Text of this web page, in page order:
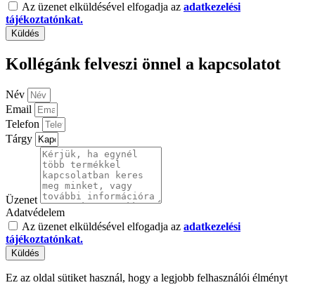
Az üzenet elküldésével elfogadja az adatkezelési
tájékoztatónkat.
Küldés
Kollégánk felveszi önnel a kapcsolatot
Név
Email
Telefon
Tárgy
Üzenet
Adatvédelem
Az üzenet elküldésével elfogadja az adatkezelési
tájékoztatónkat.
Küldés
Ez az oldal sütiket használ, hogy a legjobb felhasználói élményt